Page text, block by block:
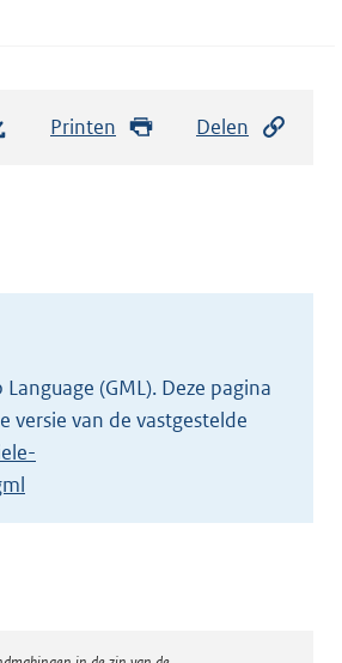
Printen Delen
(GML). Deze pagina
van de vastgestelde